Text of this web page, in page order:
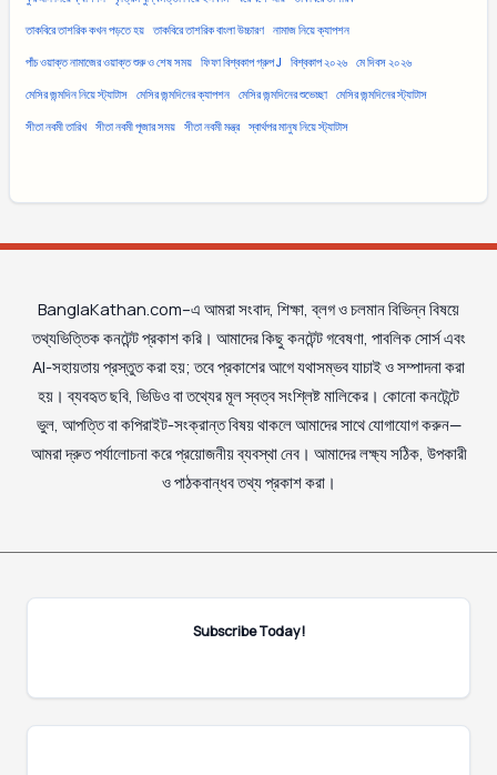
তাকবিরে তাশরিক কখন পড়তে হয় তাকবিরে তাশরিক বাংলা উচ্চারণ নামাজ নিয়ে ক্যাপশন
পাঁচ ওয়াক্ত নামাজের ওয়াক্ত শুরু ও শেষ সময় ফিফা বিশ্বকাপ গ্রুপ J বিশ্বকাপ ২০২৬ মে দিবস ২০২৬
মেসির জন্মদিন নিয়ে স্ট্যাটাস মেসির জন্মদিনের ক্যাপশন মেসির জন্মদিনের শুভেচ্ছা মেসির জন্মদিনের স্ট্যাটাস
সীতা নবমী তারিখ সীতা নবমী পূজার সময় সীতা নবমী মন্ত্র স্বার্থপর মানুষ নিয়ে স্ট্যাটাস
BanglaKathan.com–এ আমরা সংবাদ, শিক্ষা, ব্লগ ও চলমান বিভিন্ন বিষয়ে
তথ্যভিত্তিক কনটেন্ট প্রকাশ করি। আমাদের কিছু কনটেন্ট গবেষণা, পাবলিক সোর্স এবং
AI-সহায়তায় প্রস্তুত করা হয়; তবে প্রকাশের আগে যথাসম্ভব যাচাই ও সম্পাদনা করা
হয়। ব্যবহৃত ছবি, ভিডিও বা তথ্যের মূল স্বত্ব সংশ্লিষ্ট মালিকের। কোনো কনটেন্টে
ভুল, আপত্তি বা কপিরাইট-সংক্রান্ত বিষয় থাকলে আমাদের সাথে যোগাযোগ করুন—
আমরা দ্রুত পর্যালোচনা করে প্রয়োজনীয় ব্যবস্থা নেব। আমাদের লক্ষ্য সঠিক, উপকারী
ও পাঠকবান্ধব তথ্য প্রকাশ করা।
Subscribe Today!